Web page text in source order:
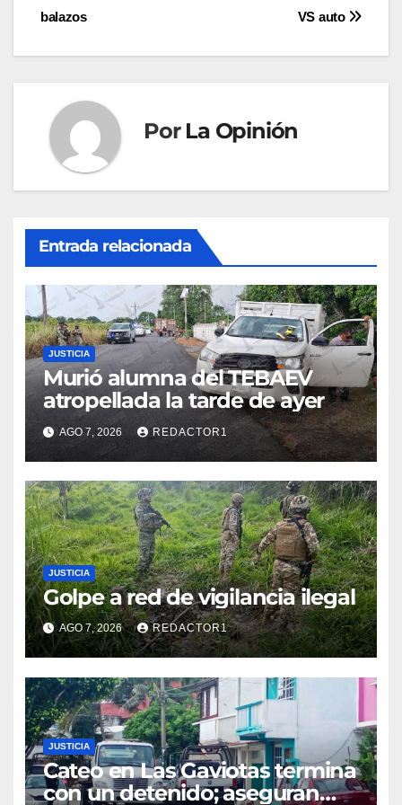
VS auto
balazos
Por La Opinión
Entrada relacionada
JUSTICIA
Murió alumna del TEBAEV
atropellada la tarde de ayer
AGO 7, 2026 REDACTOR1
JUSTICIA
Golpe a red de vigilancia ilegal
AGO 7, 2026 REDACTOR1
JUSTICIA
Cateo en Las Gaviotas termina
con un detenido; aseguran